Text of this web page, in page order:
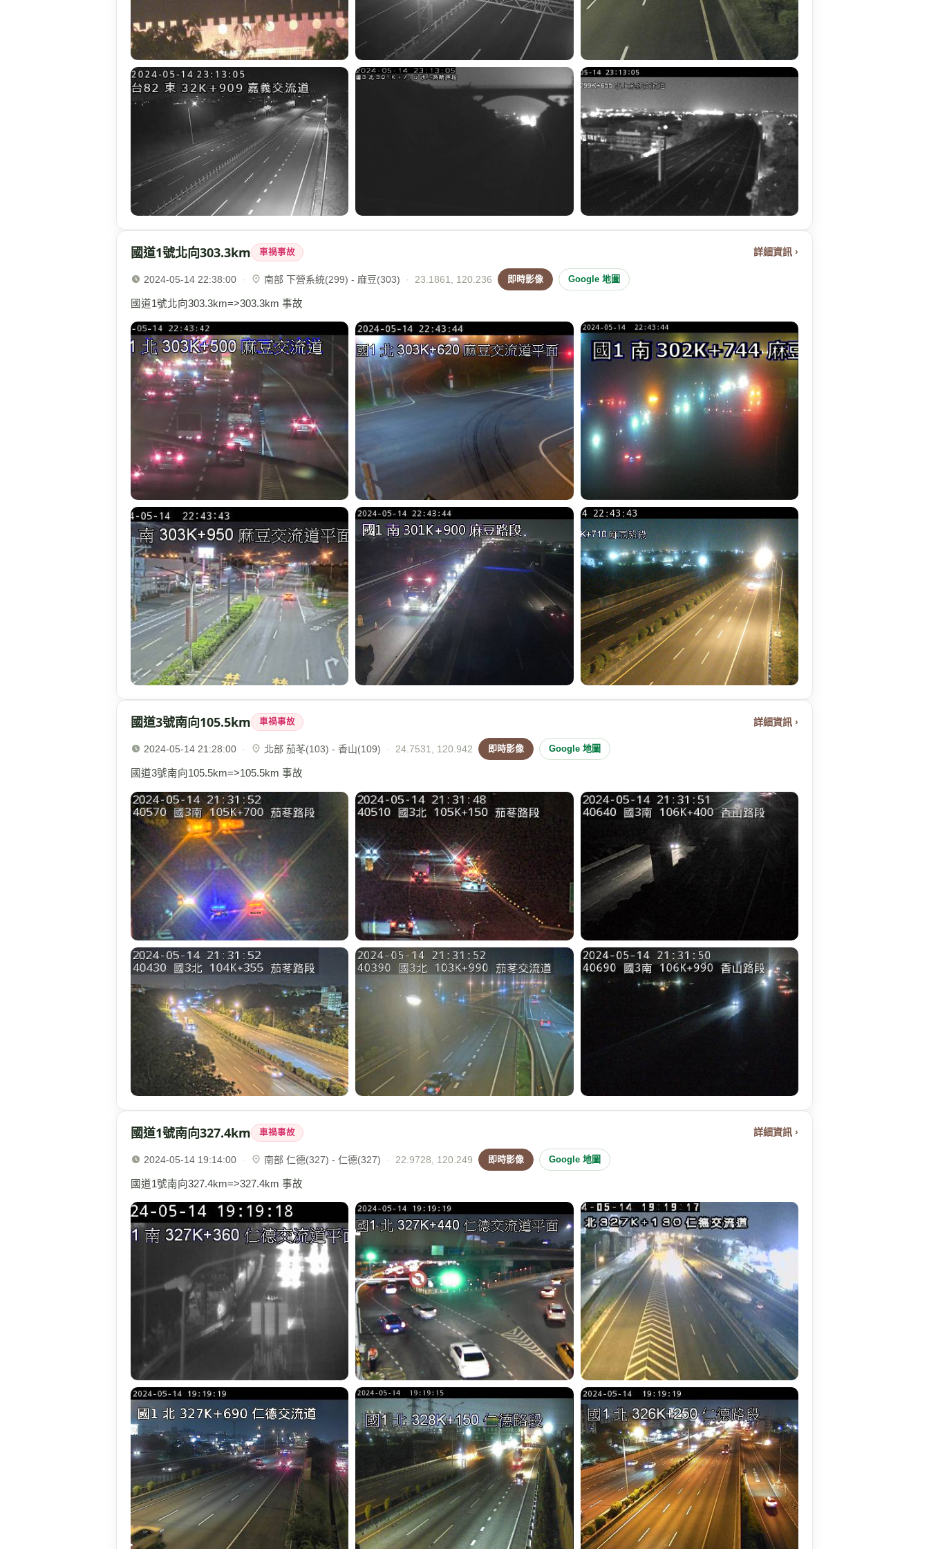
國道1號北向303.3km 車禍事故 詳細資訊 ›
2024-05-14 22:38:00 · 南部 下營系統(299) - 麻豆(303) · 23.1861, 120.236 即時影像 Google 地圖
國道1號北向303.3km=>303.3km 事故
國道3號南向105.5km 車禍事故 詳細資訊 ›
2024-05-14 21:28:00 · 北部 茄苳(103) - 香山(109) · 24.7531, 120.942 即時影像 Google 地圖
國道3號南向105.5km=>105.5km 事故
國道1號南向327.4km 車禍事故 詳細資訊 ›
2024-05-14 19:14:00 · 南部 仁德(327) - 仁德(327) · 22.9728, 120.249 即時影像 Google 地圖
國道1號南向327.4km=>327.4km 事故